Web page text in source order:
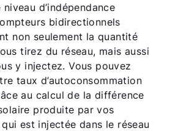
d’indépendance
bidirectionnels
non seulement la quantité
tirez du réseau, mais aussi
y injectez. Vous pouvez
taux d’autoconsommation
au calcul de la différence
produite par vos
est injectée dans le réseau